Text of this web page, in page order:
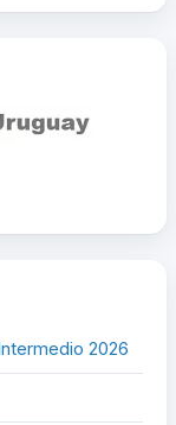
2026